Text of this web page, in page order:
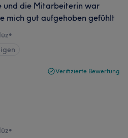
und die Mitarbeiterin war
mich gut aufgehoben gefühlt
•
Verifizierte Bewertung
•